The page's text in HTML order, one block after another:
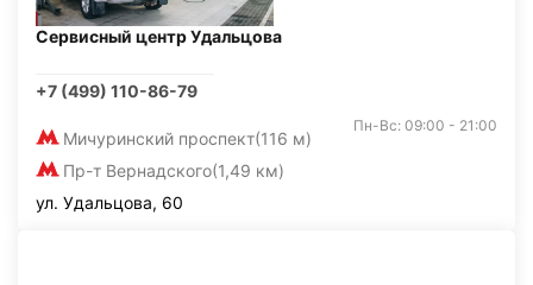
Сервисный центр Удальцова
+7 (499) 110-86-79
Мичуринский проспект(116 м)
Пр-т Вернадского(1,49 км)
Пн-Вс: 09:00 - 21:00
ул. Удальцова, 60